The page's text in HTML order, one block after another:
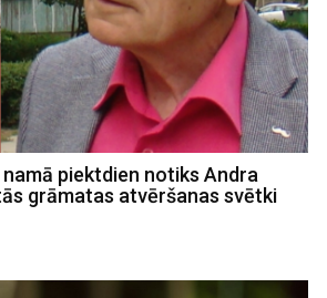
piektdien notiks Andra
grāmatas atvēršanas svētki